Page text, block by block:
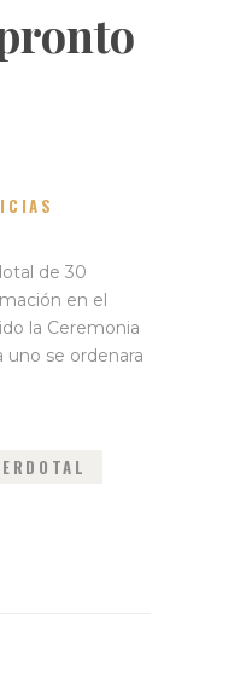
de 30
en el
la Ceremonia
se ordenara